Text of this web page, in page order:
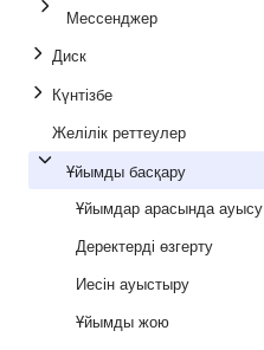
Мессенджер
Диск
Күнтізбе
Желілік реттеулер
Ұйымды басқару
Ұйымдар арасында ауысу
Деректерді өзгерту
Иесін ауыстыру
Ұйымды жою